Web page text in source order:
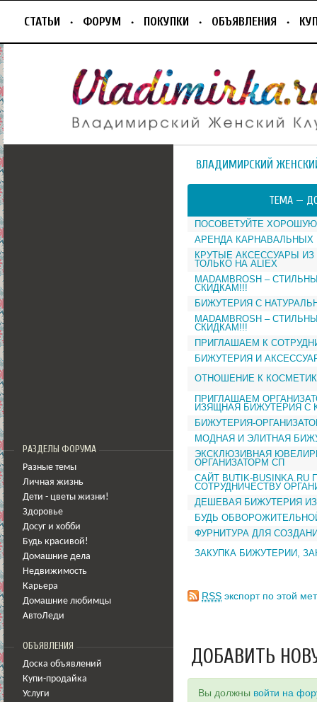
СТАТЬИ ФОРУМ ПОКУПКИ ОБЪЯВЛЕНИЯ
РАЗДЕЛЫ ФОРУМА
Разные темы
Личная жизнь
Дети - цветы жизни!
Здоровье
Досуг и хобби
Будь красивой!
Домашние дела
Недвижимость
Карьера
Домашние любимцы
АвтоЛеди
ОБЪЯВЛЕНИЯ
Доска объявлений
Купи-продайка
Услуги
ВЛАДИМИРСКИЙ
ТЕМА —
ПОСОВЕТУЙТЕ
АРЕНДА
КРУТЫЕ АКСЕССУАРЫ
ТОЛЬКО НА ALIEX
MADAMBROSH –
СКИДКАМ!!!
БИЖУТЕРИЯ С
MADAMBROSH –
СКИДКАМ!!!
ПРИГЛАШАЕМ К
БИЖУТЕРИЯ И
ОТНОШЕНИЕ К
ПРИГЛАШАЕМ
ИЗЯЩНАЯ БИЖУТЕРИЯ С
БИЖУТЕРИЯ-
МОДНАЯ И ЭЛИТНАЯ
ЭКСКЛЮЗИВНАЯ
ОРГАНИЗАТОРМ СП
САЙТ BUTIK-
СОТРУДНИЧЕСТВУ
ДЕШЕВАЯ БИЖУТЕРИЯ
БУДЬ
ФУРНИТУРА ДЛЯ
ЗАКУПКА БИЖУТЕРИИ,
RSS экспорт по этой
ДОБАВИТЬ
Вы должны войти на